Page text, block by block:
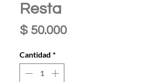
Resta
$ 50.000Precio
Cantidad *